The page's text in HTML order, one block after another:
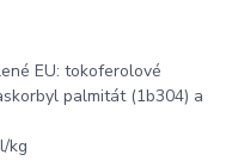
EU: tokoferolové
palmitát (1b304) a
kg